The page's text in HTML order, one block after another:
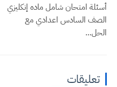
أسئلة امتحان شامل ماده إنكليزي
الصف السادس اعدادي مع
الحل...
تعليقات